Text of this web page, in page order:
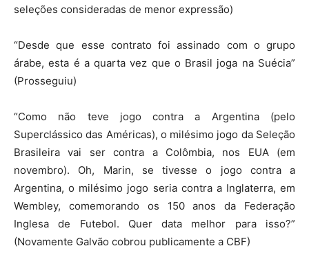
seleções consideradas de menor expressão)
“Desde que esse contrato foi assinado com o grupo
árabe, esta é a quarta vez que o Brasil joga na Suécia”
(Prosseguiu)
“Como não teve jogo contra a Argentina (pelo
Superclássico das Américas), o milésimo jogo da Seleção
Brasileira vai ser contra a Colômbia, nos EUA (em
novembro). Oh, Marin, se tivesse o jogo contra a
Argentina, o milésimo jogo seria contra a Inglaterra, em
Wembley, comemorando os 150 anos da Federação
Inglesa de Futebol. Quer data melhor para isso?”
(Novamente Galvão cobrou publicamente a CBF)